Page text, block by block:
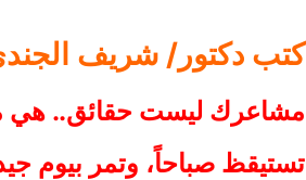
كتب دكتور/ شريف
‏مشاعرك ليست حقائق.. هي
‏تستيقظ صباحاً، وتمر بيوم